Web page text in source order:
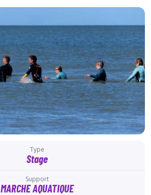
Type
Stage
Support
MARCHE AQUATIQUE